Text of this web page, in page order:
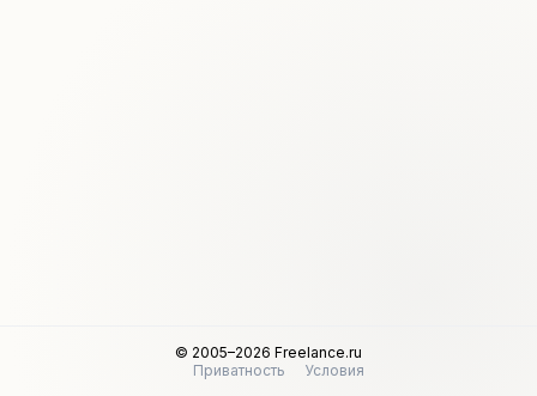
© 2005–2026 Freelance.ru
Приватность
Условия